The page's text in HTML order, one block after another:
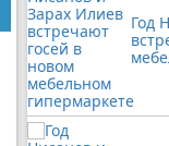
Год